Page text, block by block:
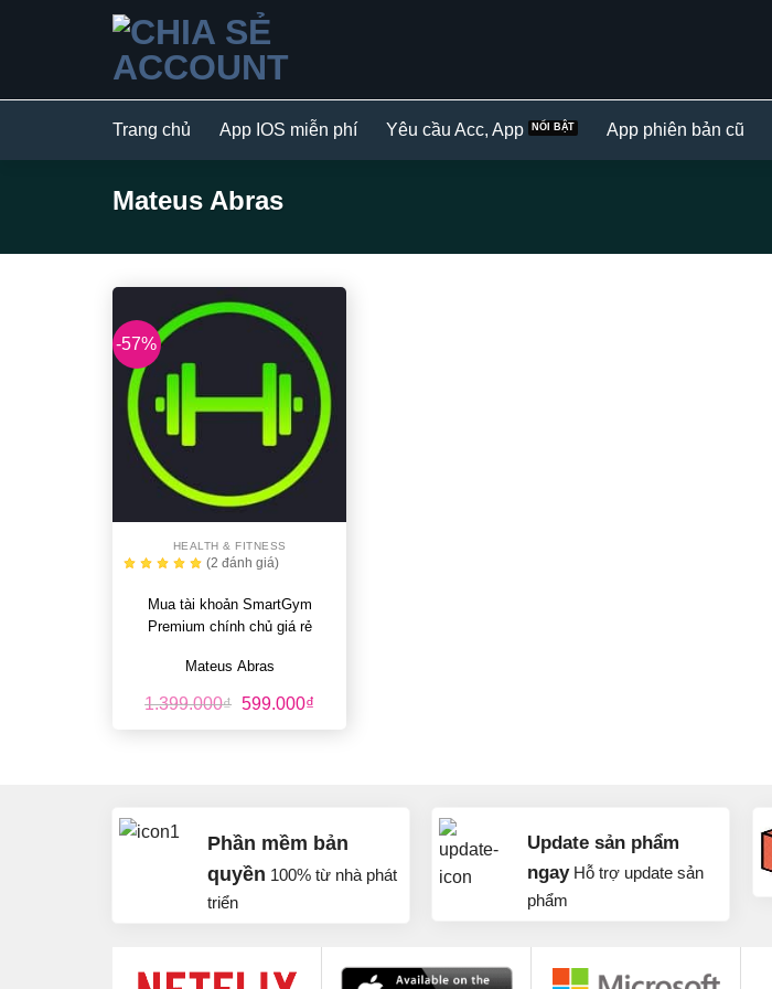
dung
Trang chủ App IOS miễn phí Yêu cầu Acc, App App phiên bản cũ
Mateus Abras
-57%
HEALTH & FITNESS
(2 đánh giá)
Mua tài khoản SmartGym
Premium chính chủ giá rẻ
Mateus Abras
1.399.000₫ Giá
là:
599.000₫Giá
tại
Phần mềm bản
quyền 100% từ nhà phát
triển
Update sản phẩm
ngayHỗ trợ update sản
phẩm